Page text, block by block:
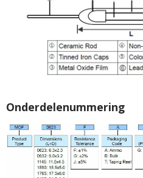
Onderdelenummering